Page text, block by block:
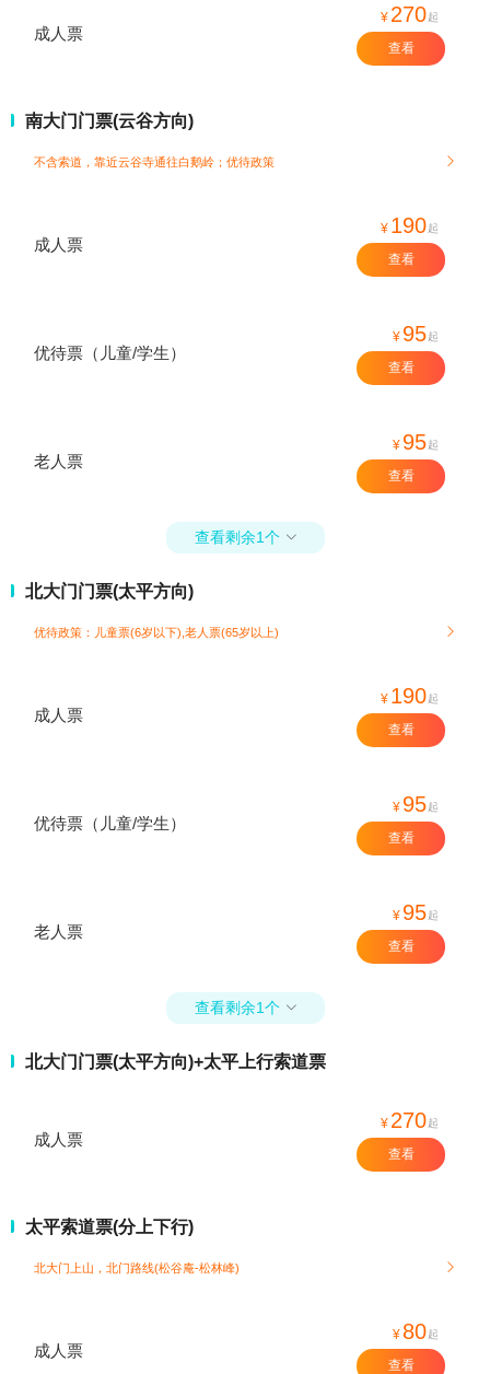
成人票
¥ 270起
查看
南大门门票(云谷方向)
不含索道，靠近云谷寺通往白鹅岭； 优待政策 
成人票
¥ 190起
查看
优待票（儿童/学生）
¥ 95起
查看
老人票
¥ 95起
查看
查看剩余1个 
北大门门票(太平方向)
优待政策：儿童票(6岁以下),老人票(65岁以上) 
成人票
¥ 190起
查看
优待票（儿童/学生）
¥ 95起
查看
老人票
¥ 95起
查看
查看剩余1个 
北大门门票(太平方向)+太平上行索道票
成人票
¥ 270起
查看
太平索道票(分上下行)
北大门上山，北门路线(松谷庵-松林峰) 
成人票
¥ 80起
查看